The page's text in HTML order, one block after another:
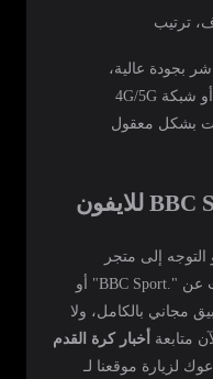
ترتيب
بجودة عالية،
تأكد من اتصالك بشبكة Wi-Fi أو شبكة 4G/5G
بشكل معقول
إلى متجر
التطبيقات الرسمي App Store والبحث عن ".BBC Sport" أو
مجاني بالكامل، ولا
متابعة
أخبار كرة القدم
لزيارة موقعنا لـ